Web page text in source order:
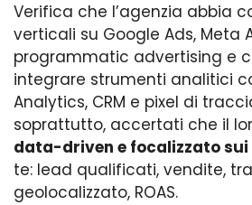
Verifica che l’agenzia abbia
verticali su Google Ads, Meta
programmatic advertising e
integrare strumenti analitici
Analytics, CRM e pixel di
soprattutto, accertati che il
data-driven e focalizzato sui
te: lead qualificati, vendite,
geolocalizzato, ROAS.